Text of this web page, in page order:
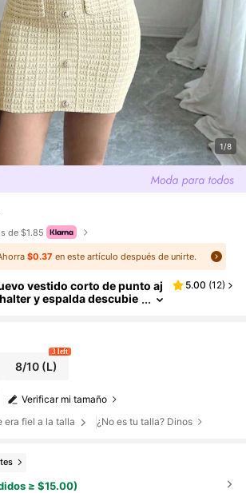
1/8
de $1.85
$0.37 en este artículo después de unirte.
vestido corto de punto aj
y espalda descubie
5.00 (12)
8/10(L)
3 left
Verificar mi tamaño
era fiel a la talla ¿No es tu talla? Dinos
≥ $15.00)